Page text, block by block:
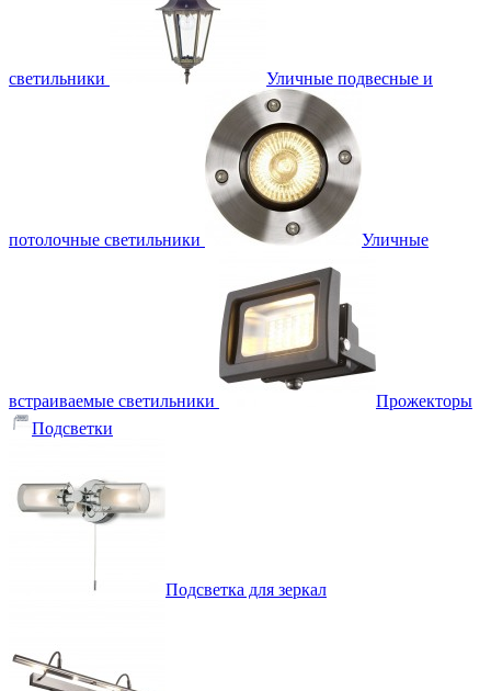
светильники Уличные подвесные и
потолочные светильники Уличные
встраиваемые светильники
Прожекторы
Подсветки
Подсветка для зеркал